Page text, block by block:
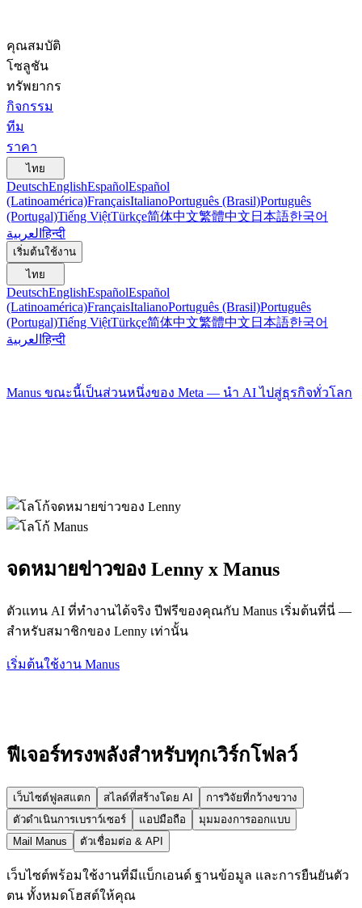
คุณสมบัติ
โซลูชัน
ทรัพยากร
กิจกรรม
ทีม
ราคา
ไทย
DeutschEnglishEspañolEspañol
(Latinoamérica)FrançaisItalianoPortuguês (Brasil)Português
(Portugal)Tiếng ViệtTürkçe简体中文繁體中文 日本語한국어
العربيةहिन्दी
เริ่มต้นใช้งาน
ไทย
DeutschEnglishEspañolEspañol
(Latinoamérica)FrançaisItalianoPortuguês (Brasil)Português
(Portugal)Tiếng ViệtTürkçe简体中文繁體中文 日本語한국어
العربيةहिन्दी
Manus ขณะนี้เป็นส่วนหนึ่งของ Meta — นำ AI ไปสู่ธุรกิจทั่วโลก
จดหมายข่าวของ Lenny x Manus
ตัวแทน AI ที่ทำงานได้จริง ปีฟรีของคุณกับ Manus เริ่มต้นที่นี่ —
สำหรับสมาชิกของ Lenny เท่านั้น
เริ่มต้นใช้งาน Manus
ฟีเจอร์ทรงพลังสำหรับทุกเวิร์กโฟลว์
เว็บไซต์ฟูลสแตก สไลด์ที่สร้างโดย AI
การวิจัยที่กว้างขวาง
ตัวดำเนินการเบราว์เซอร์
แอปมือถือ
มุมมองการออกแบบ
Mail Manus
ตัวเชื่อมต่อ & API
เว็บไซต์พร้อมใช้งานที่มีแบ็กเอนด์ ฐานข้อมูล และการยืนยันตัว
ตน ทั้งหมดโฮสต์ให้คุณ